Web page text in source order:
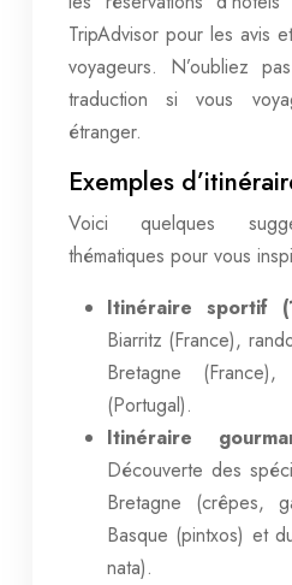
TripAdvisor pour les avis
voyageurs. N’oubliez
traduction si vous
étranger.
Exemples
Voici quelques
thématiques pour vous
Itinéraire sportif
Biarritz (France),
Bretagne
(Portugal).
Itinéraire
Découverte des
Bretagne (crêpes,
Basque (pintxos) et
nata).